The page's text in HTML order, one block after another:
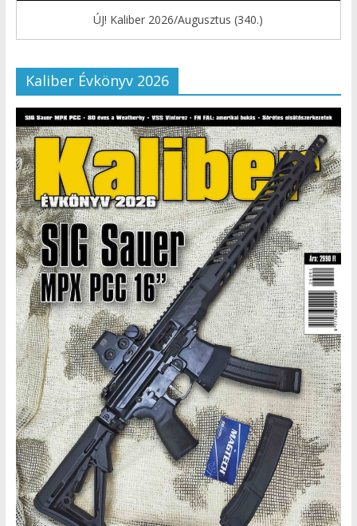
ÚJ! Kaliber 2026/Augusztus (340.)
Kaliber Évkönyv 2026